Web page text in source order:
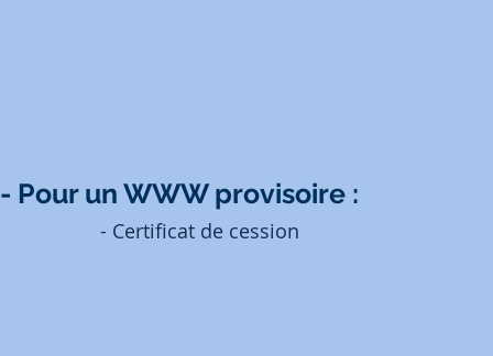
- Pour un WWW provisoire :
- Certificat de cession